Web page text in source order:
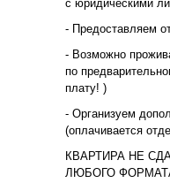
с юридическими
- Предоставляем
- Возможно
по
плату! )
- Организуем
(оплачивается
КВАРТИРА НЕ
ЛЮБОГО